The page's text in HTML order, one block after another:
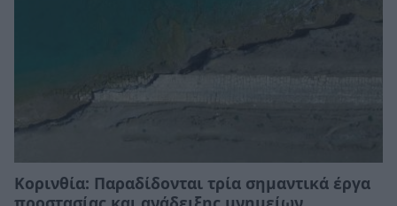
Κορινθία: Παραδίδονται τρία σημαντικά έργα